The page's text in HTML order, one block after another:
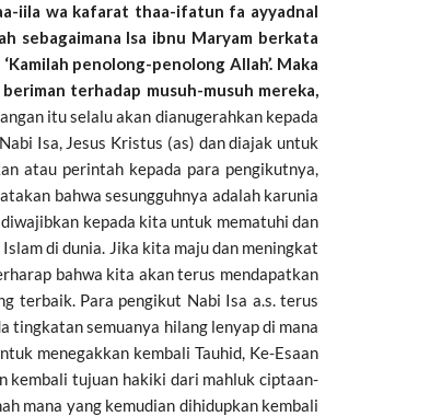
iila wa kafarat thaa-ifatun fa ayyadnal
sebagaimana Isa ibnu Maryam berkata
penolong-penolong Allah’. Maka
terhadap musuh-musuh mereka,
itu selalu akan dianugerahkan kepada
Isa, Jesus Kristus (as) dan diajak untuk
atau perintah kepada para pengikutnya,
bahwa sesungguhnya adalah karunia
kepada kita untuk mematuhi dan
di dunia. Jika kita maju dan meningkat
bahwa kita akan terus mendapatkan
terbaik. Para pengikut Nabi Isa a.s. terus
tingkatan semuanya hilang lenyap di mana
menegakkan kembali Tauhid, Ke-Esaan
kembali tujuan hakiki dari mahluk ciptaan-
mana yang kemudian dihidupkan kembali